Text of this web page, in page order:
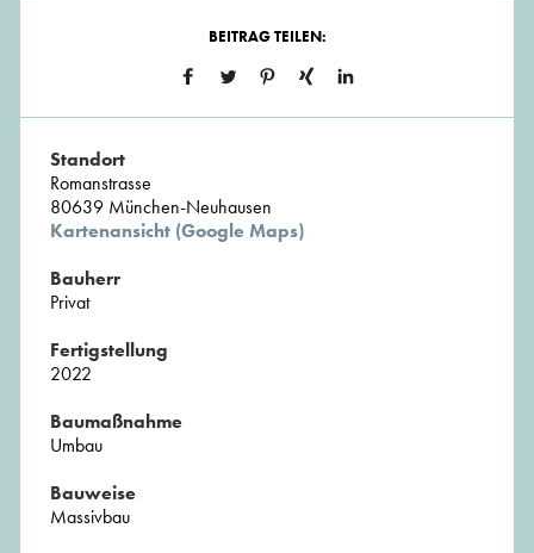
BEITRAG TEILEN:
Standort
Romanstrasse
80639 München-Neuhausen
Kartenansicht (Google Maps)
Bauherr
Privat
Fertigstellung
2022
Baumaßnahme
Umbau
Bauweise
Massivbau